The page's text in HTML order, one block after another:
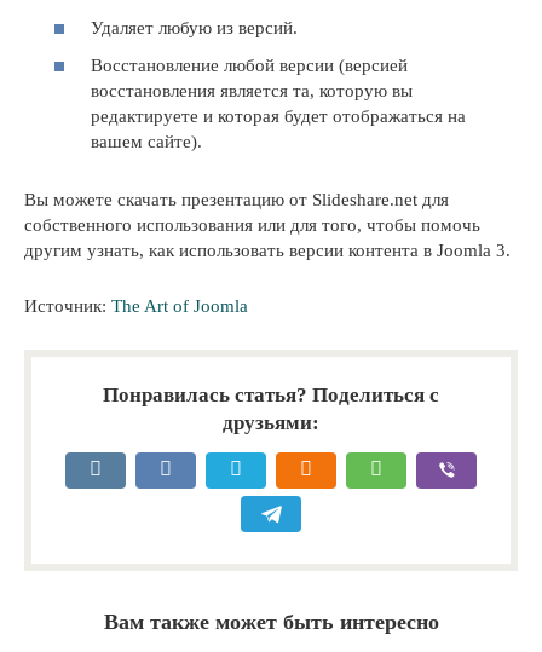
Удаляет любую из версий.
Восстановление любой версии (версией
восстановления является та, которую вы
редактируете и которая будет отображаться на
вашем сайте).
Вы можете скачать презентацию от Slideshare.net для
собственного использования или для того, чтобы помочь
другим узнать, как использовать версии контента в Joomla 3.
Источник: The Art of Joomla
Понравилась статья? Поделиться с
друзьями:
Вам также может быть интересно